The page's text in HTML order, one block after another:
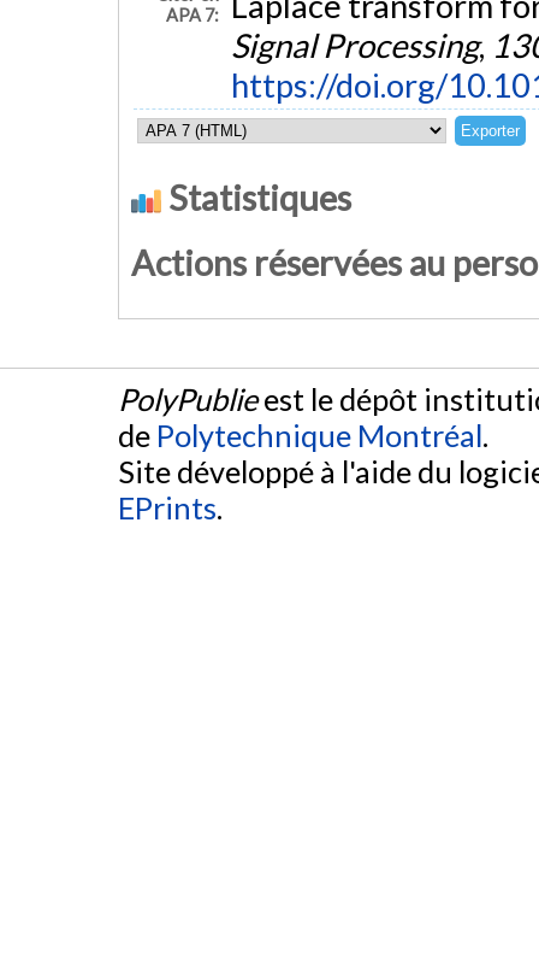
APA 7:
Signal Processing,
https://doi.org/
Statistiques
Actions réservées au
PolyPublieest le dépôt
de Polytechnique Montréal.
Site développé à l'aide du
EPrints.